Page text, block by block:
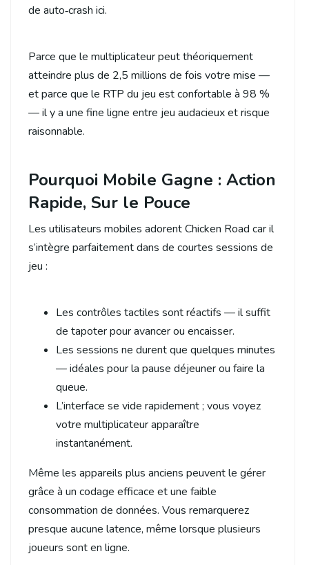
de auto‑crash ici.
Parce que le multiplicateur peut théoriquement
atteindre plus de 2,5 millions de fois votre mise —
et parce que le RTP du jeu est confortable à 98 %
— il y a une fine ligne entre jeu audacieux et risque
raisonnable.
Pourquoi Mobile Gagne : Action
Rapide, Sur le Pouce
Les utilisateurs mobiles adorent Chicken Road car il
s’intègre parfaitement dans de courtes sessions de
jeu :
Les contrôles tactiles sont réactifs — il suffit
de tapoter pour avancer ou encaisser.
Les sessions ne durent que quelques minutes
— idéales pour la pause déjeuner ou faire la
queue.
L’interface se vide rapidement ; vous voyez
votre multiplicateur apparaître
instantanément.
Même les appareils plus anciens peuvent le gérer
grâce à un codage efficace et une faible
consommation de données. Vous remarquerez
presque aucune latence, même lorsque plusieurs
joueurs sont en ligne.